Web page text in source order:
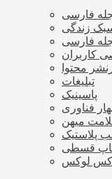
فارسی
زندگی
فارسی
کاربران
محتوا
تبلیغات
پاسینیک
فناوری
میهن
پلاستیک
قسطی
لوکس